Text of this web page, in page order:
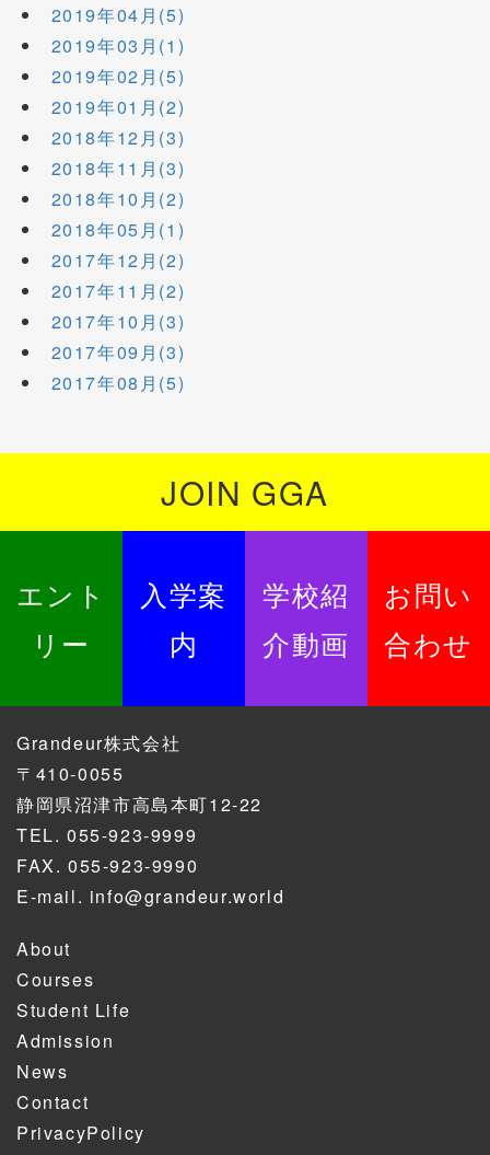
2019年04月(5)
2019年03月(1)
2019年02月(5)
2019年01月(2)
2018年12月(3)
2018年11月(3)
2018年10月(2)
2018年05月(1)
2017年12月(2)
2017年11月(2)
2017年10月(3)
2017年09月(3)
2017年08月(5)
JOIN GGA
エント
リー
入学案
内
学校紹
介動画
お問い
合わせ
Grandeur株式会社
〒410-0055
静岡県沼津市高島本町12-22
TEL. 055-923-9999
FAX. 055-923-9990
E-mail. info@grandeur.world
About
Courses
Student Life
Admission
News
Contact
PrivacyPolicy